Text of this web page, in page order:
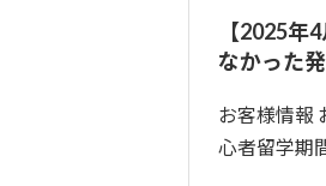
【2025
なかった
お客様情報
心者留学期